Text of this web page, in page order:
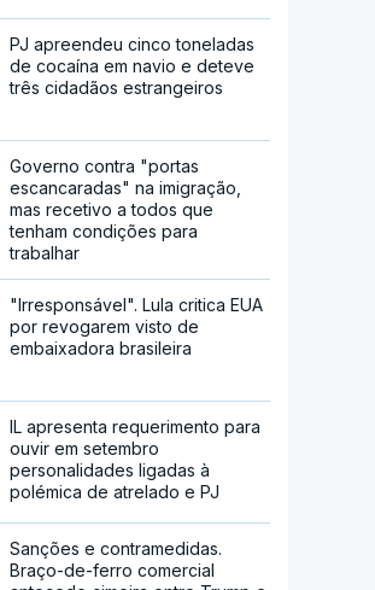
PJ apreendeu cinco toneladas
de cocaína em navio e deteve
três cidadãos estrangeiros
Governo contra "portas
escancaradas" na imigração,
mas recetivo a todos que
tenham condições para
trabalhar
"Irresponsável". Lula critica EUA
por revogarem visto de
embaixadora brasileira
IL apresenta requerimento para
ouvir em setembro
personalidades ligadas à
polémica de atrelado e PJ
Sanções e contramedidas.
Braço-de-ferro comercial